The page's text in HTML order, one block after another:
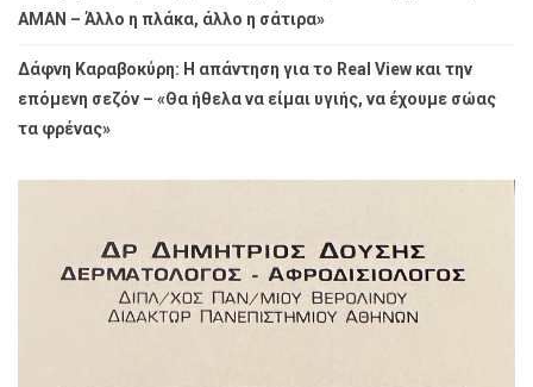
ΑΜΑΝ – Άλλο η πλάκα, άλλο η σάτιρα»
Δάφνη Καραβοκύρη: Η απάντηση για το Real View και την
επόμενη σεζόν – «Θα ήθελα να είμαι υγιής, να έχουμε σώας
τα φρένας»